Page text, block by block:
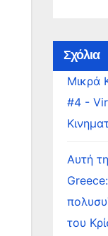
Σχόλια
Μικρά
#4 -
Αυτή
του